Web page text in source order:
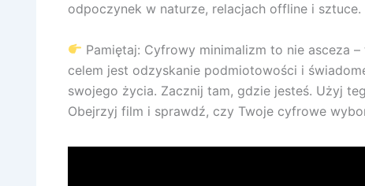
odpoczynek w naturze, relacjach offline i sztuce.
Pamiętaj: Cyfrowy minimalizm to nie asceza
celem jest odzyskanie podmiotowości i
swojego życia. Zacznij tam, gdzie jesteś. Użyj
Obejrzyj film i sprawdź, czy Twoje cyfrowe